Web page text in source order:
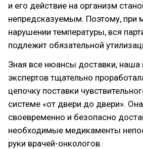
и его действие на организм
непредсказуемым. Поэтому, при
нарушении температуры, вся
подлежит обязательной
Зная все нюансы доставки,
экспертов тщательно
цепочку поставки
системе «от двери до двери».
своевременно и безопасно
необходимые медикаменты
руки врачей-онкологов.